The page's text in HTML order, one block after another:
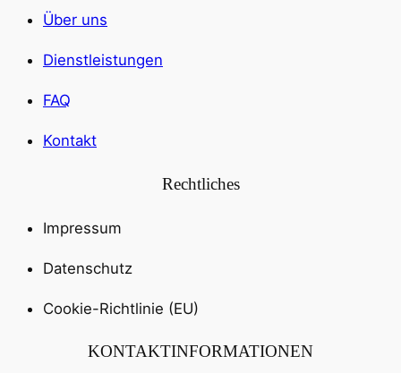
Über uns
Dienstleistungen
FAQ
Kontakt
Rechtliches
Impressum
Datenschutz
Cookie-Richtlinie (EU)
KONTAKTINFORMATIONEN